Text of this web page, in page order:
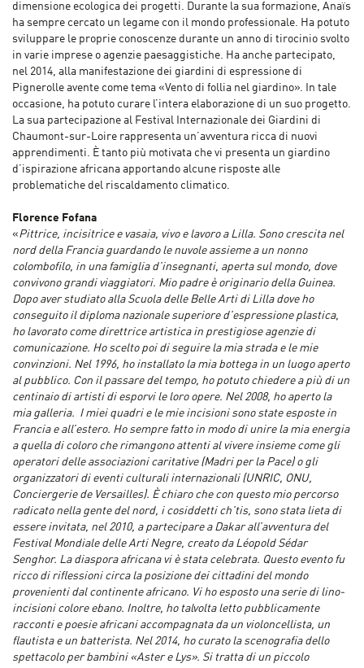
dimensione ecologica dei progetti. Durante la sua formazione, Anaïs
ha sempre cercato un legame con il mondo professionale. Ha potuto
sviluppare le proprie conoscenze durante un anno di tirocinio svolto
in varie imprese o agenzie paesaggistiche. Ha anche partecipato,
nel 2014, alla manifestazione dei giardini di espressione di
Pignerolle avente come tema «Vento di follia nel giardino». In tale
occasione, ha potuto curare l’intera elaborazione di un suo progetto.
La sua partecipazione al Festival Internazionale dei Giardini di
Chaumont-sur-Loire rappresenta un’avventura ricca di nuovi
apprendimenti. È tanto più motivata che vi presenta un giardino
d’ispirazione africana apportando alcune risposte alle
problematiche del riscaldamento climatico.
Florence Fofana
«Pittrice, incisitrice e vasaia, vivo e lavoro a Lilla. Sono crescita nel
nord della Francia guardando le nuvole assieme a un nonno
colombofilo, in una famiglia d’insegnanti, aperta sul mondo, dove
convivono grandi viaggiatori. Mio padre è originario della Guinea.
Dopo aver studiato alla Scuola delle Belle Arti di Lilla dove ho
conseguito il diploma nazionale superiore d’espressione plastica,
ho lavorato come direttrice artistica in prestigiose agenzie di
comunicazione. Ho scelto poi di seguire la mia strada e le mie
convinzioni. Nel 1996, ho installato la mia bottega in un luogo aperto
al pubblico. Con il passare del tempo, ho potuto chiedere a più di un
centinaio di artisti di esporvi le loro opere. Nel 2008, ho aperto la
mia galleria. I miei quadri e le mie incisioni sono state esposte in
Francia e all’estero. Ho sempre fatto in modo di unire la mia energia
a quella di coloro che rimangono attenti al vivere insieme come gli
operatori delle associazioni caritative (Madri per la Pace) o gli
organizzatori di eventi culturali internazionali (UNRIC, ONU,
Conciergerie de Versailles). È chiaro che con questo mio percorso
radicato nella gente del nord, i cosiddetti ch’tis, sono stata lieta di
essere invitata, nel 2010, a partecipare a Dakar all’avventura del
Festival Mondiale delle Arti Negre, creato daLéopold Sédar
Senghor. La diaspora africana vi è stata celebrata. Questo evento fu
ricco di riflessioni circa la posizione dei cittadini del mondo
provenienti dal continente africano. Vi ho esposto una serie di lino-
incisioni colore ebano. Inoltre, ho talvolta letto pubblicamente
racconti e poesie africani accompagnata da un violoncellista, un
flautista e un batterista. Nel 2014, ho curato la scenografia dello
spettacolo per bambini «Aster e Lys». Si tratta di un piccolo